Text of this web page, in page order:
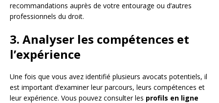
recommandations auprès de votre entourage ou d’autres
professionnels du droit.
3. Analyser les compétences et
l’expérience
Une fois que vous avez identifié plusieurs avocats potentiels, il
est important d’examiner leur parcours, leurs compétences et
leur expérience. Vous pouvez consulter les profils en ligne